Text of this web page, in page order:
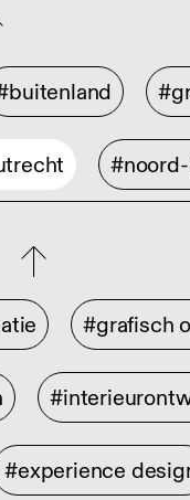
#grafisch
#experience